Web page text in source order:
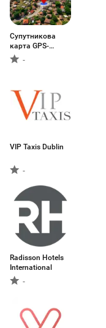
Супутникова
карта GPS-
навігаці
-
VIP Taxis Dublin
-
Radisson Hotels
International
-